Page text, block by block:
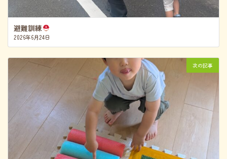
避難訓練
2026年6月24日
次の記事